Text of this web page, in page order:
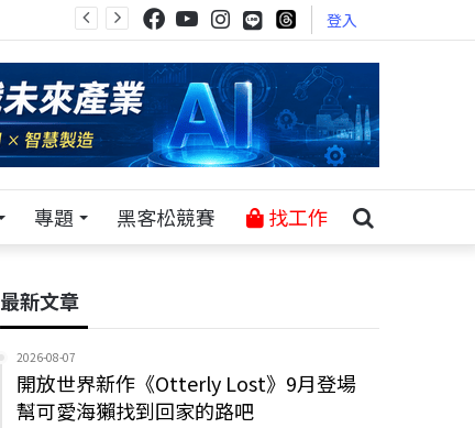
登入
專題 黑客松競賽 找工作
最新文章
2026-08-07
開放世界新作《Otterly Lost》9月登場
幫可愛海獺找到回家的路吧